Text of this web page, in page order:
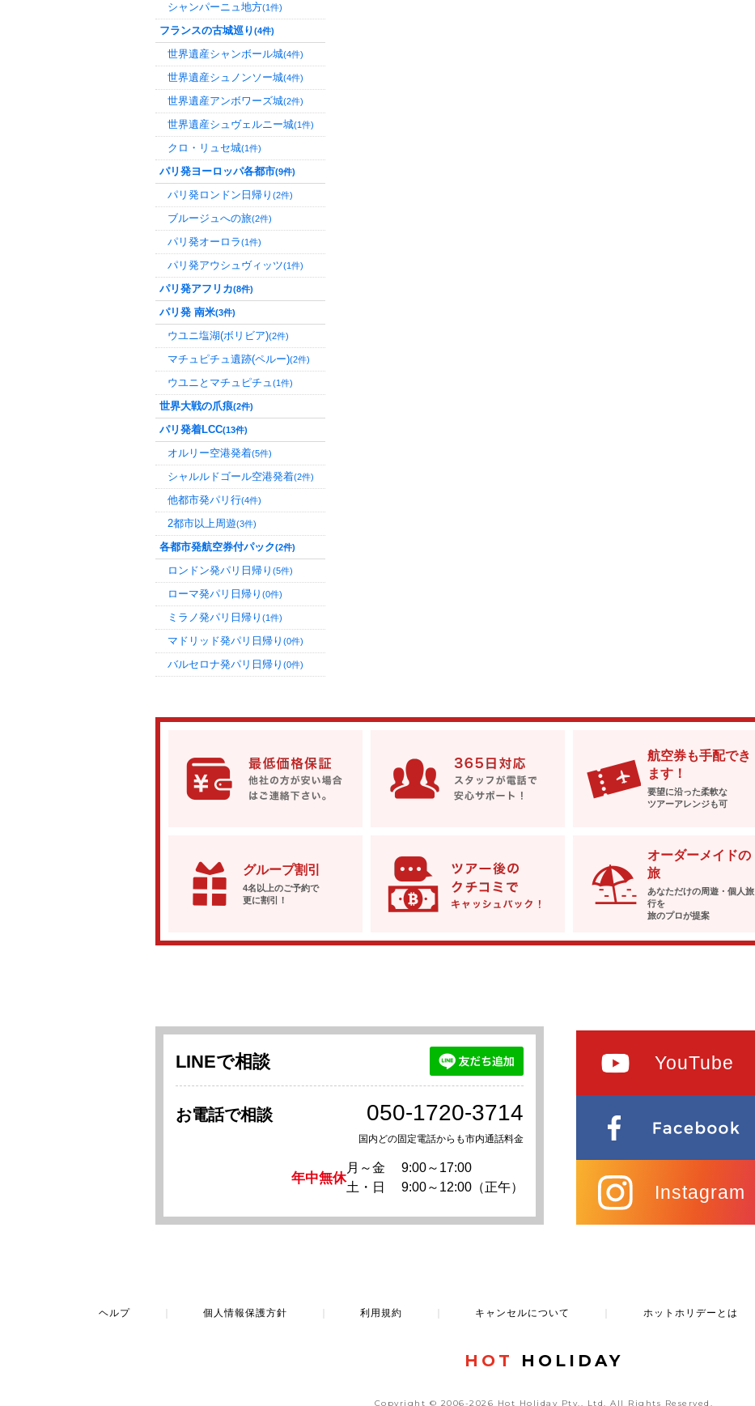
シャンパーニュ地方(1件)
フランスの古城巡り(4件)
世界遺産シャンボール城(4件)
世界遺産シュノンソー城(4件)
世界遺産アンボワーズ城(2件)
世界遺産シュヴェルニー城(1件)
クロ・リュセ城(1件)
パリ発ヨーロッパ各都市(9件)
パリ発ロンドン日帰り (2件)
ブルージュへの旅(2件)
パリ発オーロラ(1件)
パリ発アウシュヴィッツ(1件)
パリ発アフリカ(8件)
パリ発 南米(3件)
ウユニ塩湖(ボリビア)(2件)
マチュピチュ遺跡(ペルー)(2件)
ウユニとマチュピチュ(1件)
世界大戦の爪痕(2件)
パリ発着LCC(13件)
オルリー空港発着(5件)
シャルルドゴール空港発着(2件)
他都市発パリ行(4件)
2都市以上周遊(3件)
各都市発航空券付パック(2件)
ロンドン発パリ日帰り (5件)
ローマ発パリ日帰り (0件)
ミラノ発パリ日帰り (1件)
マドリッド発パリ日帰り (0件)
バルセロナ発パリ日帰り (0件)
航空券も手配でき
ます！
要望に沿った柔軟な
ツアーアレンジも可
グループ割引
4名以上のご予約で
更に割引！
オーダーメイドの
旅
あなただけの周遊・個人旅
行を
旅のプロが提案
LINEで相談
お電話で相談 050-1720-3714
国内どの固定電話からも市内通話料金
年中無休
月～金
9:00～17:00
土・日
9:00～12:00（正午）
YouTube
Instagram
ヘルプ 個人情報保護方針 利用規約 キャンセルについて ホットホリデーとは
HOT HOLIDAY
Copyright © 2006-2026 Hot Holiday Pty., Ltd.All Rights Reserved.